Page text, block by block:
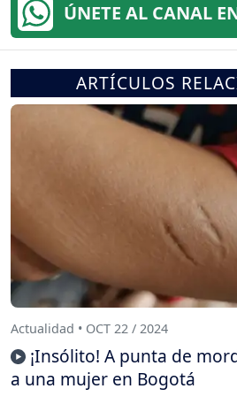
ÚNETE AL CANAL
ARTÍCULOS
Actualidad • OCT 22 / 2024
¡Insólito! A punta de
a una mujer en Bogotá